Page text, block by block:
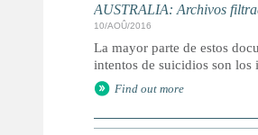
AUSTRALIA: Archivos
10/AOÛ/2016
La mayor parte de estos
intentos de suicidios son los
Find out more